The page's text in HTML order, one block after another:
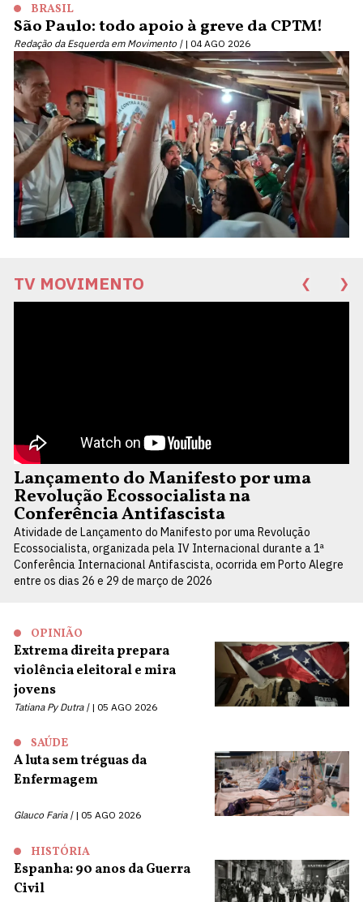
BRASIL
São Paulo: todo apoio à greve da CPTM!
Redação da Esquerda em Movimento | 04 AGO 2026
TV MOVIMENTO ❮ ❯
Lançamento do Manifesto por uma
Revolução Ecossocialista na
Conferência Antifascista
Atividade de Lançamento do Manifesto por uma Revolução
Ecossocialista, organizada pela IV Internacional durante a 1ª
Conferência Internacional Antifascista, ocorrida em Porto Alegre
entre os dias 26 e 29 de março de 2026
OPINIÃO
Extrema direita prepara
violência eleitoral e mira
jovens
Tatiana Py Dutra | 05 AGO 2026
SAÚDE
A luta sem tréguas da
Enfermagem
Glauco Faria | 05 AGO 2026
HISTÓRIA
Espanha: 90 anos da Guerra
Civil